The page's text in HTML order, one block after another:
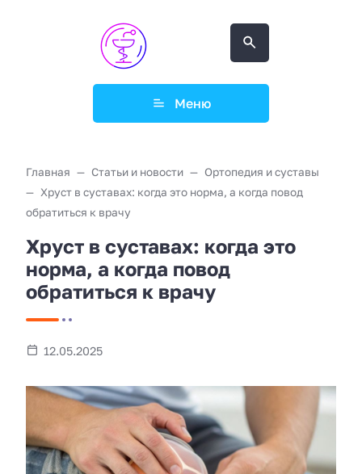
Меню
Главная Статьи и новости
Ортопедия и суставы
Хруст в суставах: когда это норма, а когда повод
обратиться к врачу
Хруст в суставах: когда это
норма, а когда повод
обратиться к врачу
12.05.2025